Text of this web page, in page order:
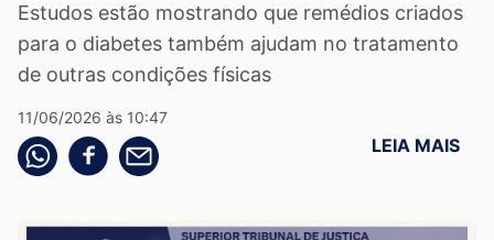
Estudos estão mostrando que remédios criados
para o diabetes também ajudam no tratamento
de outras condições físicas
11/06/2026 às 10:47
Compartilhe pelo whatsapp
Compartilhar no facebook
Compartilhe pelo email LEIA MAIS